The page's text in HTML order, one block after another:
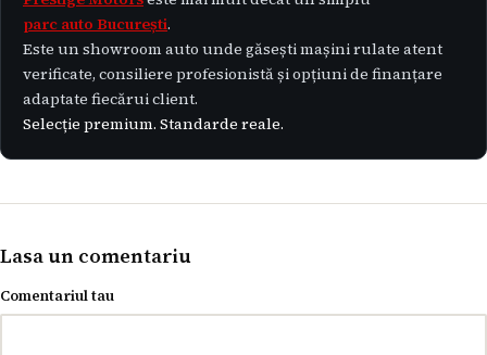
parc auto București.
Este un showroom auto unde găsești mașini rulate atent
verificate, consiliere profesionistă și opțiuni de finanțare
adaptate fiecărui client.
Selecție premium. Standarde reale.
Lasa un comentariu
Comentariul tau